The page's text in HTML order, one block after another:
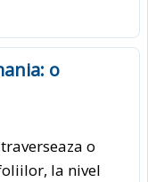
o
o
la nivel